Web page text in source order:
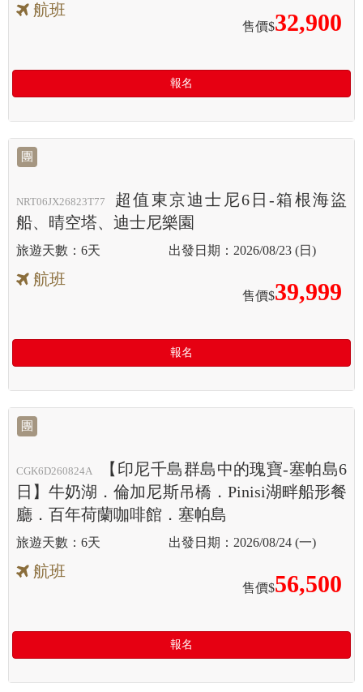
航班
售價$32,900
報名
團
NRT06JX26823T77
超值東京迪士尼6日-箱根海盜
船、晴空塔、迪士尼樂園
6天 2026/08/23 (日)
航班
售價$39,999
報名
團
CGK6D260824A
【印尼千島群島中的瑰寶-塞帕島6
日】牛奶湖．倫加尼斯吊橋．Pinisi湖畔船形餐
廳．百年荷蘭咖啡館．塞帕島
6天 2026/08/24 (一)
航班
售價$56,500
報名